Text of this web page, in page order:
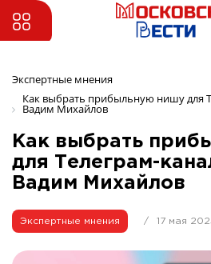
Экспертные мнения
Как выбрать прибыльную нишу для
Вадим Михайлов
Как выбрать
для Телеграм-
Вадим Михайлов
Экспертные мнения / 17 мая